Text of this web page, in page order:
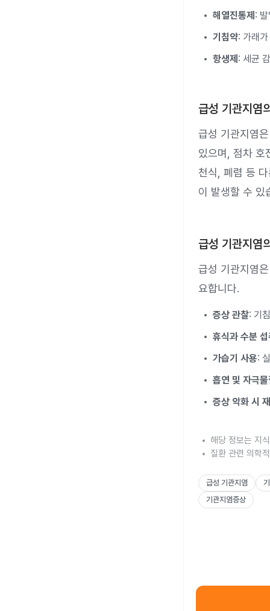
해열진통제 :
기침약: 가래
항생제 : 세균
급성 기관지염
급성 기관지염
있으며, 점차 호
천식, 폐렴 등
이 발생할 수 있
급성 기관지염
급성 기관지염
요합니다.
증상 관찰: 기
휴식과 수분
가습기 사용:
흡연 및 자극
증상 악화 시
해당 정보는 지
질환 관련 의학
급성 기관지염
기관지염증상